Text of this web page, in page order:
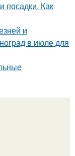
посадки. Как
и
в июле для